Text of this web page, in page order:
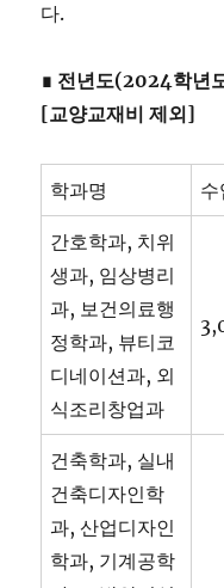
다.
∎ 전년도(2024학년
[교양교재비 제외]
학과명 수
간호학과, 치위
생과, 임상병리
과, 보건의료행
정학과, 뷰티코
디네이션과, 외
식조리창업과
건축학과, 실내
건축디자인학
과, 산업디자인
학과, 기계공학